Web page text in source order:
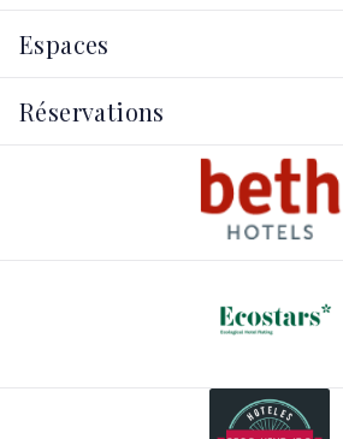
Hôtel
Espaces
Réservations